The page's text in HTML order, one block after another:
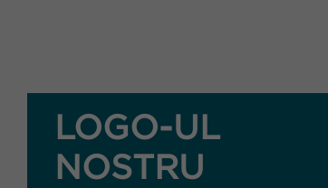
LOGO-UL
NOSTRU